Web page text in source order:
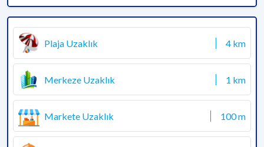
Plaja Uzaklık 4 km
Merkeze Uzaklık 1 km
Markete Uzaklık 100 m